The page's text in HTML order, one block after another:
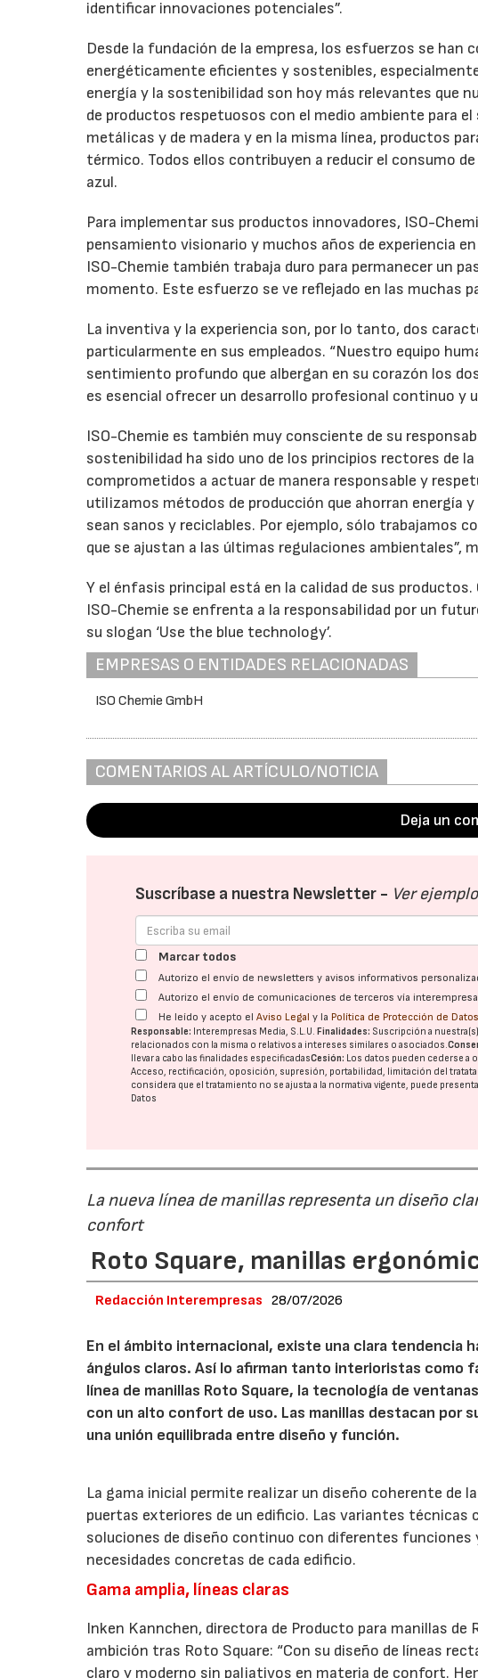
identificar innovaciones potenciales”.
Desde la fundación de la empresa, los esfuerzos se han
energéticamente eficientes y sostenibles,
energía y la sostenibilidad son hoy más relevantes que
de productos respetuosos con el medio ambiente para
metálicas y de madera y en la misma línea, productos
térmico. Todos ellos contribuyen a reducir el consumo
azul.
Para implementar sus productos innovadores, ISO-
pensamiento visionario y muchos años de experiencia
ISO-Chemie también trabaja duro para permanecer un
momento. Este esfuerzo se ve reflejado en las muchas
La inventiva y la experiencia son, por lo tanto, dos
particularmente en sus empleados. “Nuestro equipo
sentimiento profundo que albergan en su corazón los
es esencial ofrecer un desarrollo profesional continuo y
ISO-Chemie es también muy consciente de su
sostenibilidad ha sido uno de los principios rectores de
comprometidos a actuar de manera responsable y
utilizamos métodos de producción que ahorran energía
sean sanos y reciclables. Por ejemplo, sólo trabajamos
que se ajustan a las últimas regulaciones ambientales”,
Y el énfasis principal está en la calidad de sus
ISO-Chemie se enfrenta a la responsabilidad por un
su slogan ‘Use the blue technology’.
EMPRESAS O ENTIDADES RELACIONADAS
ISO Chemie GmbH
COMENTARIOS AL ARTÍCULO/NOTICIA
Deja un
Suscríbase a nuestra Newsletter - Ver ejemplo
Marcar todos
Autorizo el envío de newsletters y avisos informativos
Autorizo el envío de comunicaciones de terceros vía
He leído y acepto elAviso Legal y la Política de Protección de Datos
Responsable: Interempresas Media, S.L.U. Finalidades: Suscripción a
relacionados con la misma o relativos a intereses similares o asociados.
llevar a cabo las finalidades especificadasCesión: Los datos pueden cederse a
Acceso, rectificación, oposición, supresión, portabilidad, limitación del
considera que el tratamiento no se ajusta a la normativa vigente, puede
Datos
La nueva línea de manillas representa un diseño
confort
Roto Square, manillas
Redacción Interempresas 28/07/2026
En el ámbito internacional, existe una clara tendencia
ángulos claros. Así lo afirman tanto interioristas como
línea de manillas Roto Square, la tecnología de
con un alto confort de uso. Las manillas destacan por
una unión equilibrada entre diseño y función.
La gama inicial permite realizar un diseño coherente de
puertas exteriores de un edificio. Las variantes
soluciones de diseño continuo con diferentes funciones
necesidades concretas de cada edificio.
Gama amplia, líneas claras
Inken Kannchen, directora de Producto para manillas
ambición tras Roto Square: “Con su diseño de líneas
claro y moderno sin paliativos en materia de confort.